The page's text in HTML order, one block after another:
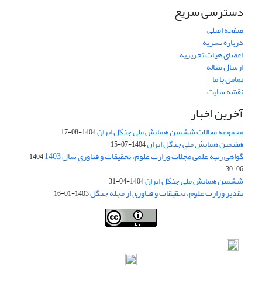
دسترسی سریع
صفحه اصلی
درباره نشریه
اعضای هیات تحریریه
ارسال مقاله
تماس با ما
نقشه سایت
آخرین اخبار
مجموعه مقالات ششمین همایش ملی جنگل ایران1404-08-17
هفتمین همایش ملی جنگل ایران1404-07-15
گواهی رتبه علمی مجلات وزارت علوم، تحقیقات و فناوری سال 1403
1404-
06-30
ششمین همایش ملی جنگل ایران1404-04-31
تقدیر وزارت علوم، تحقیقات و فناوری از مجله جنگل1403-01-16